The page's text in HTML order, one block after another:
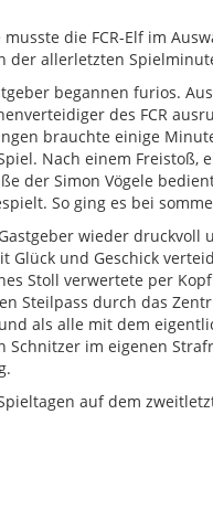
die FCR-Elf im
der allerletzten
begannen furios.
des FCR
brauchte einige
Nach einem
der Simon Vögele
So ging es bei
wieder
Glück und Geschick
Stoll verwertete per
Steilpass durch das
als alle mit dem
Schnitzer im eigenen
auf dem